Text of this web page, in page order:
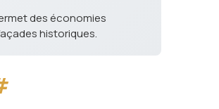
des économies
historiques.